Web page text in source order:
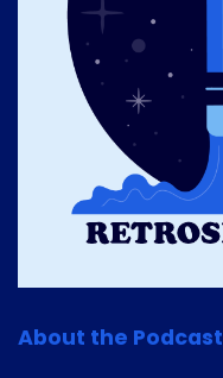
About the Podcast